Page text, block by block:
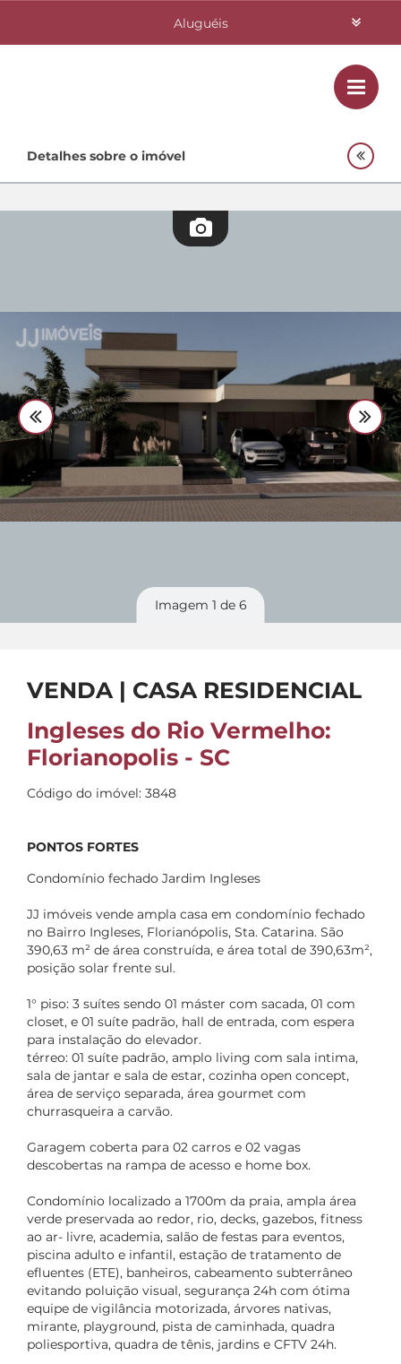
Aluguéis
Investimentos
Quem Somos
Fale Conosco 48 3364-0079
Plantão 48 99842-0500
Divulgue seu imóvel
Detalhes sobre o imóvel
Imagem 1 de 6
VENDA | CASA RESIDENCIAL
Ingleses do Rio Vermelho:
Florianopolis - SC
Código do imóvel: 3848
PONTOS FORTES
Condomínio fechado Jardim Ingleses
JJ imóveis vende ampla casa em condomínio fechado
no Bairro Ingleses, Florianópolis, Sta. Catarina. São
390,63 m² de área construída, e área total de 390,63m²,
posição solar frente sul.
1° piso: 3 suítes sendo 01 máster com sacada, 01 com
closet, e 01 suíte padrão, hall de entrada, com espera
para instalação do elevador.
térreo: 01 suíte padrão, amplo living com sala intima,
sala de jantar e sala de estar, cozinha open concept,
área de serviço separada, área gourmet com
churrasqueira a carvão.
Garagem coberta para 02 carros e 02 vagas
descobertas na rampa de acesso e home box.
Condomínio localizado a 1700m da praia, ampla área
verde preservada ao redor, rio, decks, gazebos, fitness
ao ar- livre, academia, salão de festas para eventos,
piscina adulto e infantil, estação de tratamento de
efluentes (ETE), banheiros, cabeamento subterrâneo
evitando poluição visual, segurança 24h com ótima
equipe de vigilância motorizada, árvores nativas,
mirante, playground, pista de caminhada, quadra
poliesportiva, quadra de tênis, jardins e CFTV 24h.